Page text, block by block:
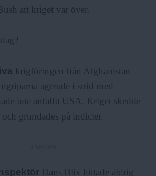
att kriget var över.
krigföringen från Afghanistan
agerade i strid med
inte anfallit USA. Kriget skedde
grundades på indicier.
Hans Blix hittade aldrig